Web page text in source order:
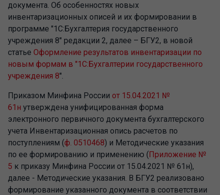
документа. Об особенностях новых
инвентаризационных описей и их формировании в
программе "1С:Бухгалтерия государственного
учреждения 8" редакции 2, далее – БГУ2, в новой
статье Оформление результатов инвентаризации по
новым формам в "1С:Бухгалтерии государственного
учреждения 8".
Приказом Минфина России от 15.04.2021 №
61н утверждена унифицированная форма
электронного первичного документа бухгалтерского
учета Инвентаризационная опись расчетов по
поступлениям (ф. 0510468) и Методические указания
по ее формированию и применению (Приложение №
5 к приказу Минфина России от 15.04.2021 № 61н),
далее - Методические указания. В БГУ2 реализовано
формирование указанного документа в соответствии